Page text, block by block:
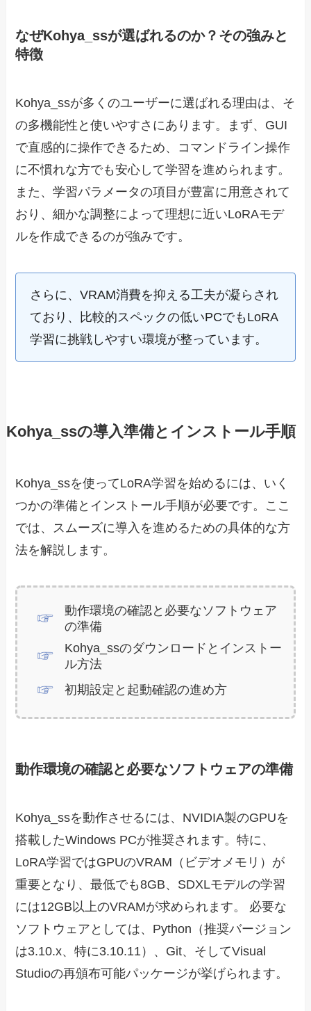
なぜKohya_ssが選ばれるのか？その強みと
特徴
Kohya_ssが多くのユーザーに選ばれる理由は、そ
の多機能性と使いやすさにあります。まず、GUI
で直感的に操作できるため、コマンドライン操作
に不慣れな方でも安心して学習を進められます。
また、学習パラメータの項目が豊富に用意されて
おり、細かな調整によって理想に近いLoRAモデ
ルを作成できるのが強みです。
さらに、VRAM消費を抑える工夫が凝らされ
ており、比較的スペックの低いPCでもLoRA
学習に挑戦しやすい環境が整っています。
Kohya_ssの導入準備とインストール手順
Kohya_ssを使ってLoRA学習を始めるには、いく
つかの準備とインストール手順が必要です。ここ
では、スムーズに導入を進めるための具体的な方
法を解説します。
動作環境の確認と必要なソフトウェア
の準備
Kohya_ssのダウンロードとインストー
ル方法
初期設定と起動確認の進め方
動作環境の確認と必要なソフトウェアの準備
Kohya_ssを動作させるには、NVIDIA製のGPUを
搭載したWindows PCが推奨されます。特に、
LoRA学習ではGPUのVRAM（ビデオメモリ）が
重要となり、最低でも8GB、SDXLモデルの学習
には12GB以上のVRAMが求められます。 必要な
ソフトウェアとしては、Python（推奨バージョン
は3.10.x、特に3.10.11）、Git、そしてVisual
Studioの再頒布可能パッケージが挙げられます。